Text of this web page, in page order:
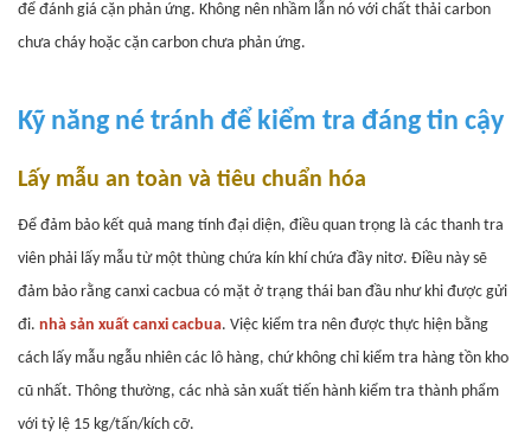
để đánh giá cặn phản ứng. Không nên nhầm lẫn nó với chất thải carbon
chưa cháy hoặc cặn carbon chưa phản ứng.
Kỹ năng né tránh để kiểm tra đáng tin cậy
Lấy mẫu an toàn và tiêu chuẩn hóa
Để đảm bảo kết quả mang tính đại diện, điều quan trọng là các thanh tra
viên phải lấy mẫu từ một thùng chứa kín khí chứa đầy nitơ. Điều này sẽ
đảm bảo rằng canxi cacbua có mặt ở trạng thái ban đầu như khi được gửi
đi. nhà sản xuất canxi cacbua. Việc kiểm tra nên được thực hiện bằng
cách lấy mẫu ngẫu nhiên các lô hàng, chứ không chỉ kiểm tra hàng tồn kho
cũ nhất. Thông thường, các nhà sản xuất tiến hành kiểm tra thành phẩm
với tỷ lệ 15 kg/tấn/kích cỡ.